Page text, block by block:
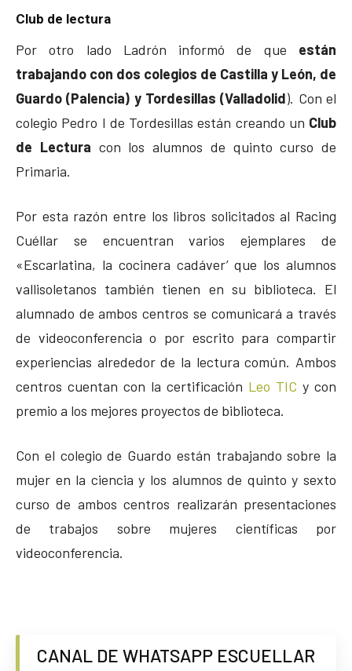
Club de lectura
Por otro lado Ladrón informó de que están
trabajando con dos colegios de Castilla y León, de
Guardo (Palencia) y Tordesillas (Valladolid). Con el
colegio Pedro I de Tordesillas están creando un Club
de Lectura con los alumnos de quinto curso de
Primaria.
Por esta razón entre los libros solicitados al Racing
Cuéllar se encuentran varios ejemplares de
«Escarlatina, la cocinera cadáver’ que los alumnos
vallisoletanos también tienen en su biblioteca. El
alumnado de ambos centros se comunicará a través
de videoconferencia o por escrito para compartir
experiencias alrededor de la lectura común. Ambos
centros cuentan con la certificación Leo TIC y con
premio a los mejores proyectos de biblioteca.
Con el colegio de Guardo están trabajando sobre la
mujer en la ciencia y los alumnos de quinto y sexto
curso de ambos centros realizarán presentaciones
de trabajos sobre mujeres científicas por
videoconferencia.
CANAL DE WHATSAPP ESCUELLAR